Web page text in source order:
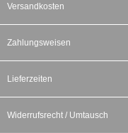
Versandkosten
Zahlungsweisen
Lieferzeiten
Widerrufsrecht / Umtausch